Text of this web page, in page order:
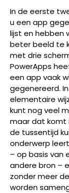
In de eerste
u een app
lijst en hebben
beter beeld te
met drie
PowerApps
een app vaak
gegenereerd.
elementaire
kunt nog veel
maar dat komt
de tussentijd
onderwerp
– op basis van
andere bron –
zonder meer
worden